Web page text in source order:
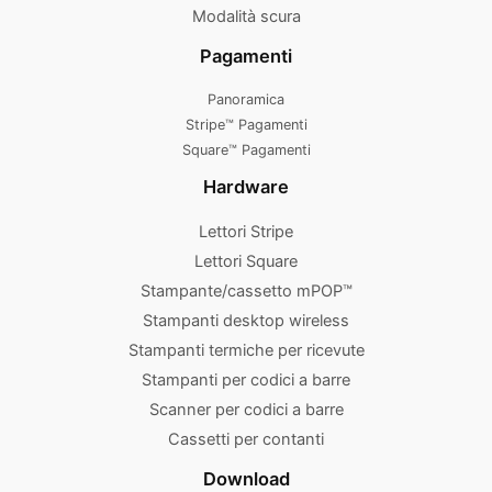
Modalità scura
Pagamenti
Panoramica
Stripe™ Pagamenti
Square™ Pagamenti
Hardware
Lettori Stripe
Lettori Square
Stampante/cassetto mPOP™
Stampanti desktop wireless
Stampanti termiche per ricevute
Stampanti per codici a barre
Scanner per codici a barre
Cassetti per contanti
Download